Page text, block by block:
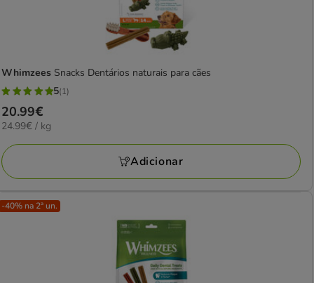
Whimzees Snacks Dentários naturais para cães
5
estrelas
com
1
avaliações
5(1)
Preço
20.99€
20.99€
24.99€
KG
24.99€ / kg
Adicionar
-40% na 2ª un.